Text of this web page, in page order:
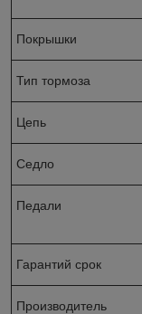
Покрышки
Тип тормоза
Цепь
Седло
Педали
Гарантий срок
Производитель